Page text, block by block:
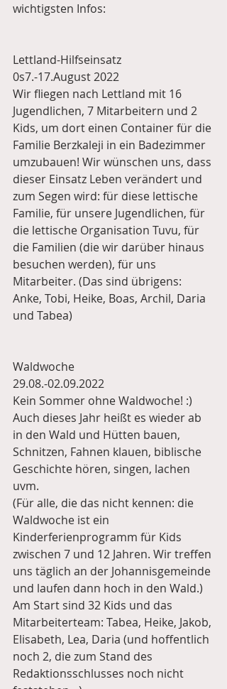
wichtigsten Infos:
Lettland-Hilfseinsatz
0s7.-17.August 2022
Wir fliegen nach Lettland mit 16
Jugendlichen, 7 Mitarbeitern und 2
Kids, um dort einen Container für die
Familie Berzkaleji in ein Badezimmer
umzubauen! Wir wünschen uns, dass
dieser Einsatz Leben verändert und
zum Segen wird: für diese lettische
Familie, für unsere Jugendlichen, für
die lettische Organisation Tuvu, für
die Familien (die wir darüber hinaus
besuchen werden), für uns
Mitarbeiter. (Das sind übrigens:
Anke, Tobi, Heike, Boas, Archil, Daria
und Tabea)
Waldwoche
29.08.-02.09.2022
Kein Sommer ohne Waldwoche! :)
Auch dieses Jahr heißt es wieder ab
in den Wald und Hütten bauen,
Schnitzen, Fahnen klauen, biblische
Geschichte hören, singen, lachen
uvm.
(Für alle, die das nicht kennen: die
Waldwoche ist ein
Kinderferienprogramm für Kids
zwischen 7 und 12 Jahren. Wir treffen
uns täglich an der Johannisgemeinde
und laufen dann hoch in den Wald.)
Am Start sind 32 Kids und das
Mitarbeiterteam: Tabea, Heike, Jakob,
Elisabeth, Lea, Daria (und hoffentlich
noch 2, die zum Stand des
Redaktionsschlusses noch nicht